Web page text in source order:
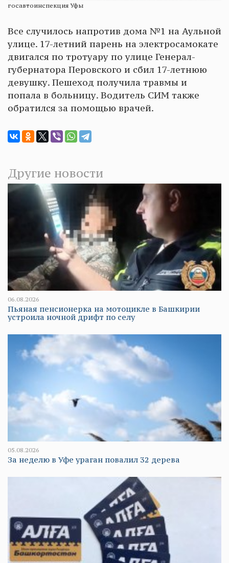
госавтоинспекция Уфы
Все случилось напротив дома №1 на Аульной
улице. 17-летний парень на электросамокате
двигался по тротуару по улице Генерал-
губернатора Перовского и сбил 17-летнюю
девушку. Пешеход получила травмы и
попала в больницу. Водитель СИМ также
обратился за помощью врачей.
Другие новости
06.08.2026
Пьяная пенсионерка на мотоцикле в Башкирии
устроила ночной дрифт по селу
05.08.2026
За неделю в Уфе ураган повалил 32 дерева